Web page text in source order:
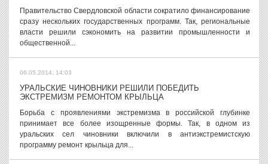
Правительство Свердловской области сократило финансирование
сразу нескольких государственных программ. Так, региональные
власти решили сэкономить на развитии промышленности и
общественной...
06.05.2014, 14:03
УРАЛЬСКИЕ ЧИНОВНИКИ РЕШИЛИ ПОБЕДИТЬ
ЭКСТРЕМИЗМ РЕМОНТОМ КРЫЛЬЦА
Борьба с проявлениями экстремизма в российской глубинке
принимает все более изощренные формы. Так, в одном из
уральских сел чиновники включили в антиэкстремистскую
программу ремонт крыльца для...